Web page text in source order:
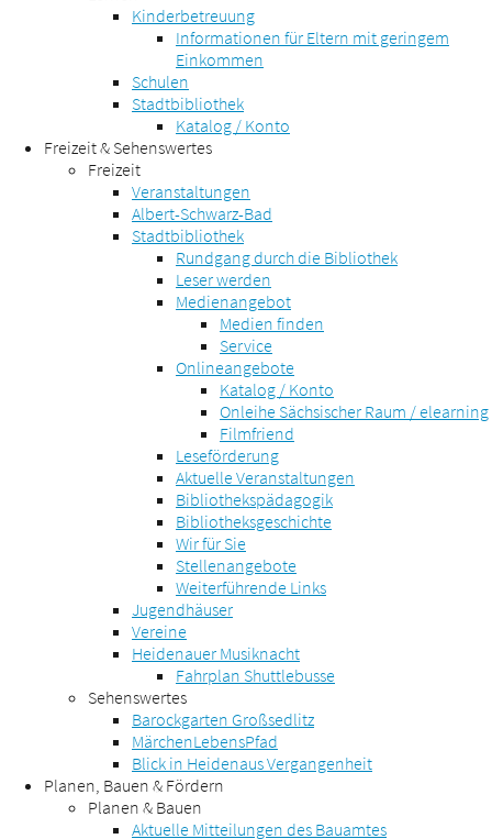
Kinderbetreuung
Informationen für Eltern mit geringem
Einkommen
Schulen
Stadtbibliothek
Katalog / Konto
Freizeit & Sehenswertes
Freizeit
Veranstaltungen
Albert-Schwarz-Bad
Stadtbibliothek
Rundgang durch die Bibliothek
Leser werden
Medienangebot
Medien finden
Service
Onlineangebote
Katalog / Konto
Onleihe Sächsischer Raum / elearning
Filmfriend
Leseförderung
Aktuelle Veranstaltungen
Bibliothekspädagogik
Bibliotheksgeschichte
Wir für Sie
Stellenangebote
Weiterführende Links
Jugendhäuser
Vereine
Heidenauer Musiknacht
Fahrplan Shuttlebusse
Sehenswertes
Barockgarten Großsedlitz
MärchenLebensPfad
Blick in Heidenaus Vergangenheit
Planen, Bauen & Fördern
Planen & Bauen
Aktuelle Mitteilungen des Bauamtes